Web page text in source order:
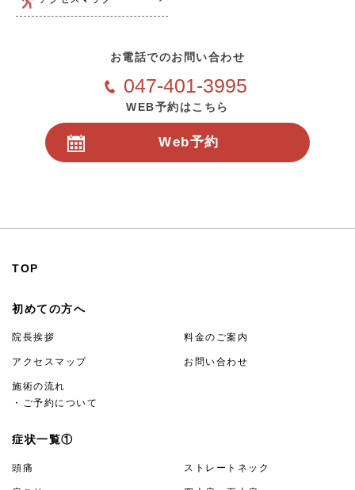
お電話でのお問い合わせ
047-401-3995
WEB予約はこちら
Web予約
TOP
初めての方へ
院長挨拶 料金のご案内
アクセスマップ お問い合わせ
施術の流れ
・ご予約について
症状一覧①
頭痛 ストレートネック